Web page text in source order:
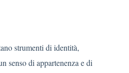
strumenti di identità,
senso di appartenenza e di